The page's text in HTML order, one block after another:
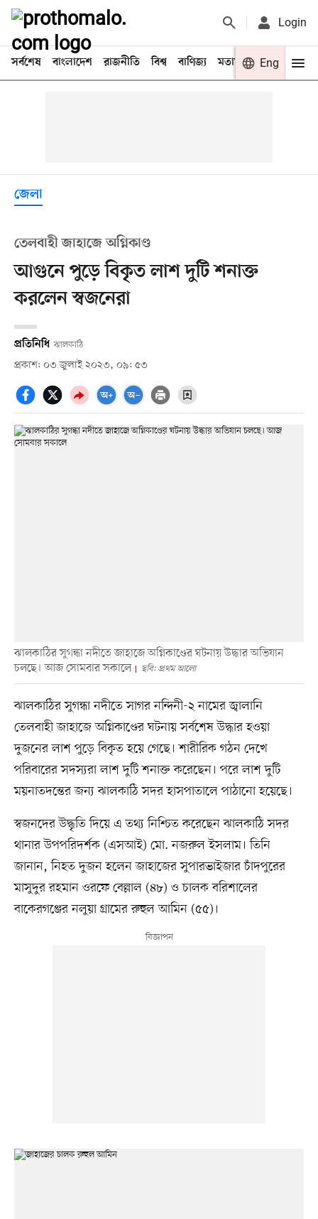
Login
সর্বশেষ বাংলাদেশ রাজনীতি বিশ্ব বাণিজ্য মতামত খেলা
Eng
জেলা
তেলবাহী জাহাজে অগ্নিকাণ্ড
আগুনে পুড়ে বিকৃত লাশ দুটি শনাক্ত
করলেন স্বজনেরা
প্রতিনিধি ঝালকাঠি
প্রকাশ: ০৩ জুলাই ২০২৩, ০৯: ৫৩
ঝালকাঠির সুগন্ধা নদীতে জাহাজে অগ্নিকাণ্ডের ঘটনায় উদ্ধার অভিযান
চলছে। আজ সোমবার সকালে
ছবি: প্রথম আলো
ঝালকাঠির সুগন্ধা নদীতে সাগর নন্দিনী-২ নামের জ্বালানি
তেলবাহী জাহাজে অগ্নিকাণ্ডের ঘটনায় সর্বশেষ উদ্ধার হওয়া
দুজনের লাশ পুড়ে বিকৃত হয়ে গেছে। শারীরিক গঠন দেখে
পরিবারের সদস্যরা লাশ দুটি শনাক্ত করেছেন। পরে লাশ দুটি
ময়নাতদন্তের জন্য ঝালকাঠি সদর হাসপাতালে পাঠানো হয়েছে।
স্বজনদের উদ্ধৃতি দিয়ে এ তথ্য নিশ্চিত করেছেন ঝালকাঠি সদর
থানার উপপরিদর্শক (এসআই) মো. নজরুল ইসলাম। তিনি
জানান, নিহত দুজন হলেন জাহাজের সুপারভাইজার চাঁদপুরের
মাসুদুর রহমান ওরফে বেল্লাল (৪৮) ও চালক বরিশালের
বাকেরগঞ্জের নলুয়া গ্রামের রুহুল আমিন (৫৫)।